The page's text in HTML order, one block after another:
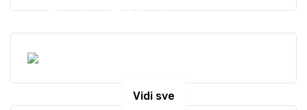
Preko 300 stanova na
Vidi sve